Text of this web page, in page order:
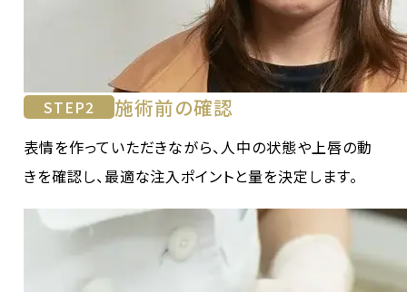
STEP2 施術前の確認
表情を作っていただきながら、人中の状態や上唇の動
きを確認し、最適な注入ポイントと量を決定します。